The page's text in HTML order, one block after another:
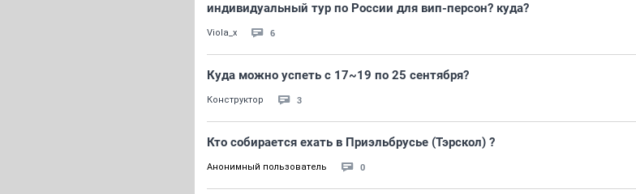
индивидуальный тур по России для вип-персон? куда?
Viola_x 6
Куда можно успеть с 17~19 по 25 сентября?
Конструктор 3
Кто собирается ехать в Приэльбрусье (Тэрскол) ?
Анонимный пользователь 0